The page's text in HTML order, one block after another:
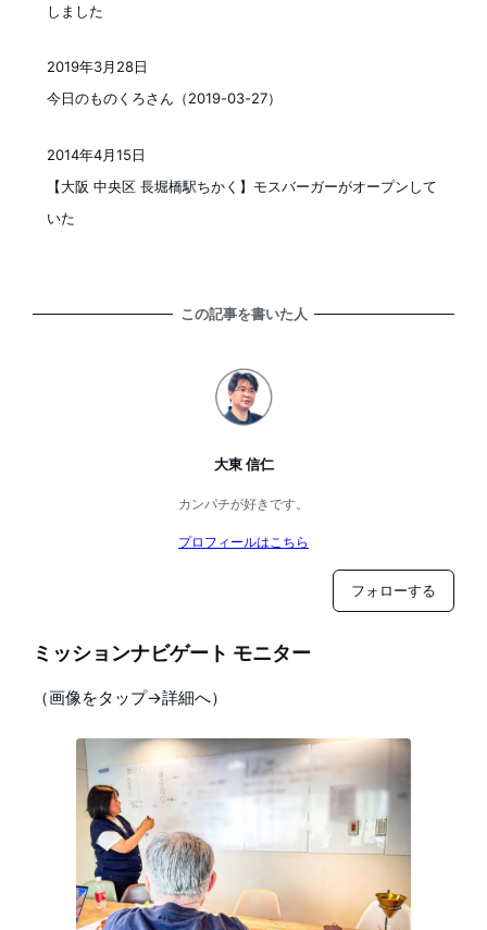
しました
今日のものくろさん（2019-03-27）
2019年3月28日
【大阪 中央区 長堀橋駅ちかく】モスバーガーがオープンして
いた
2014年4月15日
この記事を書いた人
大東 信仁
カンパチが好きです。
プロフィールはこちら
フォローする
ミッションナビゲート モニター
（画像をタップ→詳細へ）